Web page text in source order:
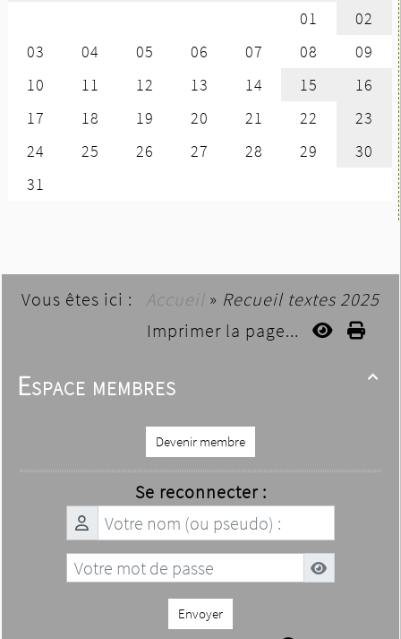
Vous êtes ici : Accueil » Recueil textes 2025
Imprimer la page...

Espace membres
Devenir membre
Se reconnecter :
Envoyer